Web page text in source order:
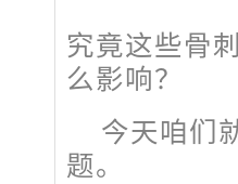
究竟这些骨
么影响？
今天咱们
题。